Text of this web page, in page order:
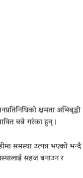
क्षमता अभिबृद्धी
बन्ने गरेका हुन् ।
समस्या उत्पन्न भएको भन्दै
सहज बनाउन र